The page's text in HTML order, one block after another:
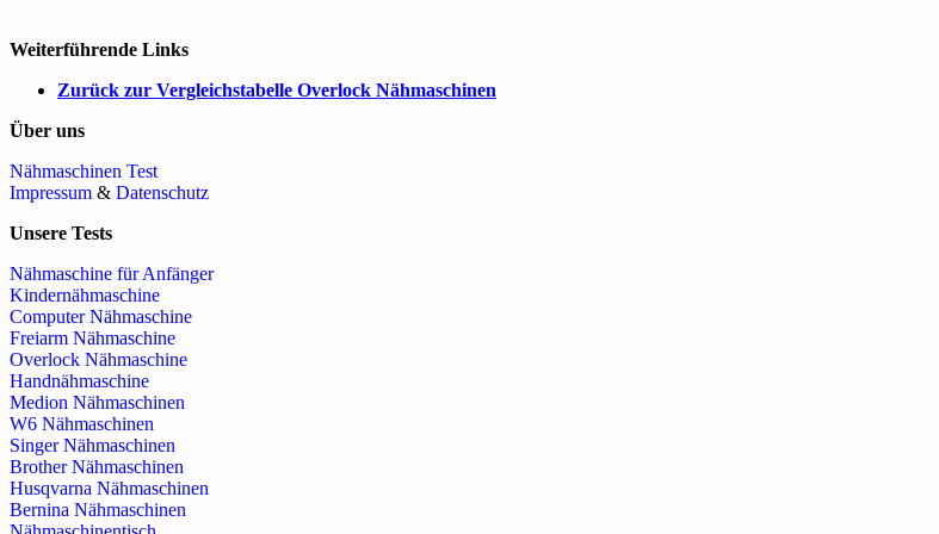
Weiterführende Links
Zurück zur Vergleichstabelle Overlock Nähmaschinen
Über uns
Nähmaschinen Test
Impressum & Datenschutz
Unsere Tests
Nähmaschine für Anfänger
Kindernähmaschine
Computer Nähmaschine
Freiarm Nähmaschine
Overlock Nähmaschine
Handnähmaschine
Medion Nähmaschinen
W6 Nähmaschinen
Singer Nähmaschinen
Brother Nähmaschinen
Husqvarna Nähmaschinen
Bernina Nähmaschinen